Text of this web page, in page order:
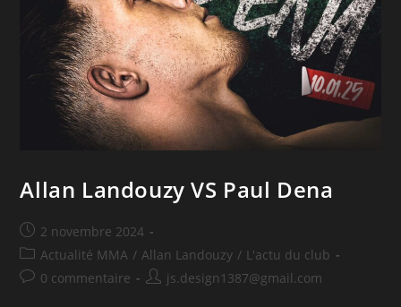
Allan Landouzy VS Paul Dena
2 novembre 2024
Actualité MMA / Allan Landouzy / L'actu du club
0 commentaire
js.design1387@gmail.com